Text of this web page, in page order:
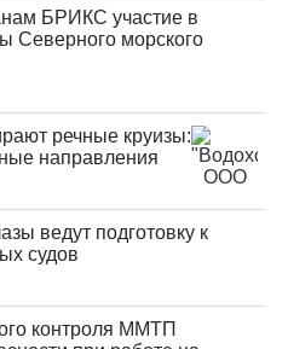
БРИКС участие в
Северного морского
речные круизы:
направления
ведут подготовку к
судов
контроля ММТП